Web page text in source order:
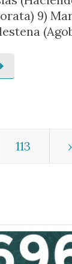
9)
113 ›